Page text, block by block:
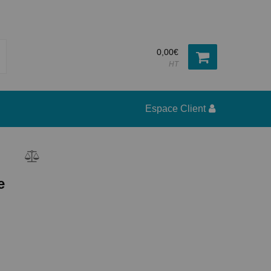
0,00€
HT
Espace Client